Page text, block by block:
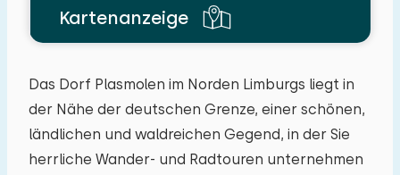
Kartenanzeige
Das Dorf Plasmolen im Norden Limburgs liegt in
der Nähe der deutschen Grenze, einer schönen,
ländlichen und waldreichen Gegend, in der Sie
herrliche Wander- und Radtouren unternehmen